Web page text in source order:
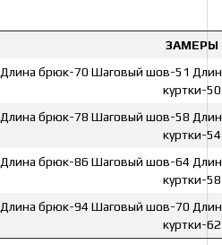
ЗАМЕРЫ
Длина брюк-70 Шаговый шов-51
куртки-50
Длина брюк-78 Шаговый шов-58
куртки-54
Длина брюк-86 Шаговый шов-64
куртки-58
Длина брюк-94 Шаговый шов-70
куртки-62